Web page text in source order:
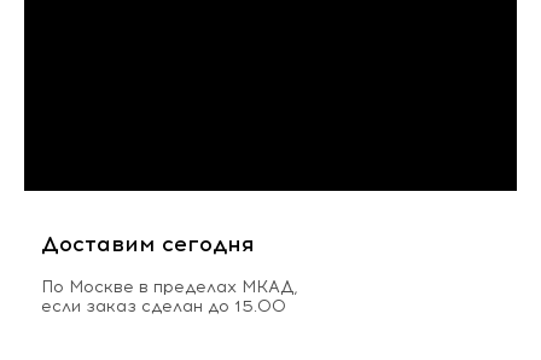
Доставим сегодня
По Москве в пределах МКАД,
если заказ сделан до 15.00